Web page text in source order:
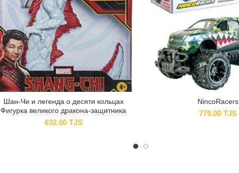
Шан-Чи и легенда о десяти кольцах
Фигурка великого дракона-защитника
632.00 TJS
NincoRacers
779.00TJS